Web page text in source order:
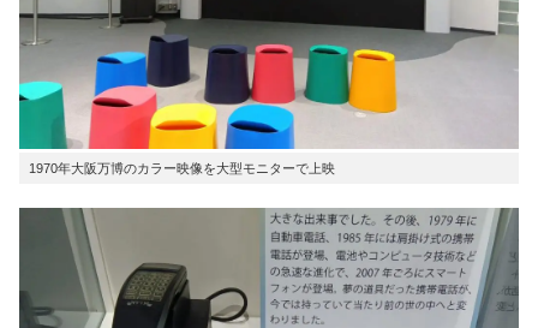
1970年大阪万博のカラー映像を大型モニターで上映